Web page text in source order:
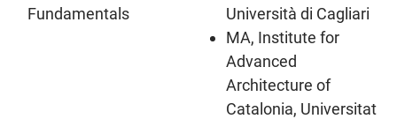
Fundamentals
Università di Cagliari
MA, Institute for
Advanced
Architecture of
Catalonia, Universitat